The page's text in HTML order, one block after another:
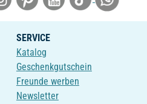
SERVICE
Katalog
Geschenkgutschein
Freunde werben
Newsletter